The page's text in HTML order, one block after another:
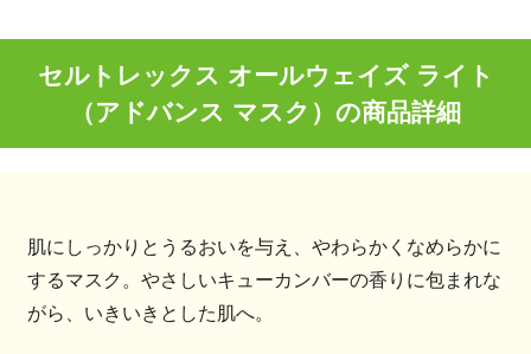
セルトレックス オールウェイズ ライト
（アドバンス マスク）の商品詳細
肌にしっかりとうるおいを与え、やわらかくなめらかに
するマスク。やさしいキューカンバーの香りに包まれな
がら、いきいきとした肌へ。